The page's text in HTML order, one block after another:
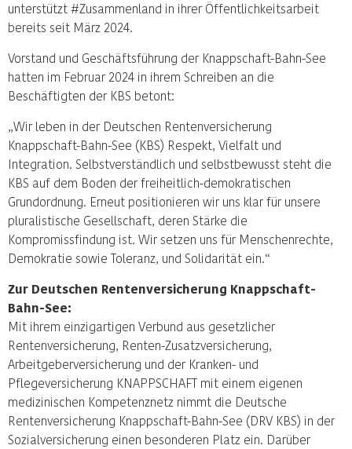
unterstützt #Zusammenland in ihrer Öffentlichkeitsarbeit
bereits seit März 2024.
Vorstand und Geschäftsführung der Knappschaft-Bahn-See
hatten im Februar 2024 in ihrem Schreiben an die
Beschäftigten der KBS betont:
„Wir leben in der Deutschen Rentenversicherung
Knappschaft-Bahn-See (KBS) Respekt, Vielfalt und
Integration. Selbstverständlich und selbstbewusst steht die
KBS auf dem Boden der freiheitlich-demokratischen
Grundordnung. Erneut positionieren wir uns klar für unsere
pluralistische Gesellschaft, deren Stärke die
Kompromissfindung ist. Wir setzen uns für Menschenrechte,
Demokratie sowie Toleranz, und Solidarität ein.“
Zur Deutschen Rentenversicherung Knappschaft-
Bahn-See:
Mit ihrem einzigartigen Verbund aus gesetzlicher
Rentenversicherung, Renten-Zusatzversicherung,
Arbeitgeberversicherung und der Kranken- und
Pflegeversicherung KNAPPSCHAFT mit einem eigenen
medizinischen Kompetenznetz nimmt die Deutsche
Rentenversicherung Knappschaft-Bahn-See (DRV KBS) in der
Sozialversicherung einen besonderen Platz ein. Darüber